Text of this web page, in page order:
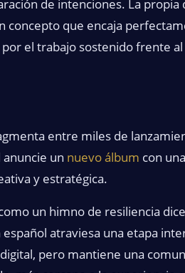
de intenciones. La propia
concepto que encaja
el trabajo sostenido frente
entre miles de
un nuevo álbum con
y estratégica.
un himno de resiliencia
atraviesa una etapa
pero mantiene una